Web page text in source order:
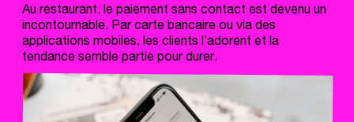
Au restaurant, le paiement sans contact est devenu un
incontournable. Par carte bancaire ou via des
applications mobiles, les clients l’adorent et la
tendance semble partie pour durer.